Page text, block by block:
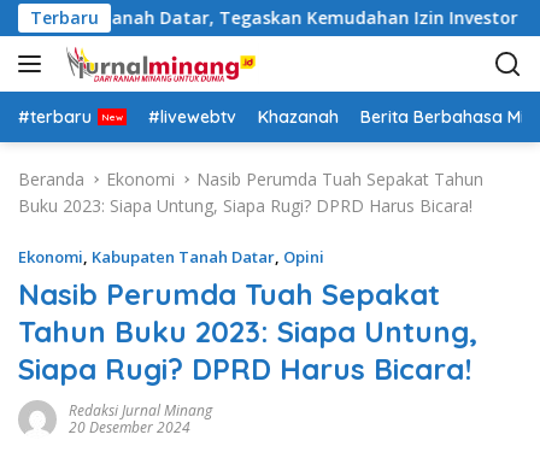
a
g
u
Terbaru
Tanah Datar, Tegaskan Kemudahan Izin Investor 60
#terbaru #livewebtv Khazanah Berita Berbahasa
Beranda Ekonomi
Nasib Perumda Tuah Sepakat Tahun
Buku 2023: Siapa Untung, Siapa Rugi? DPRD Harus Bicara!
Ekonomi, Kabupaten Tanah Datar, Opini
Nasib Perumda Tuah Sepakat
Tahun Buku 2023: Siapa Untung,
Siapa Rugi? DPRD Harus Bicara!
Redaksi Jurnal Minang
20 Desember 2024